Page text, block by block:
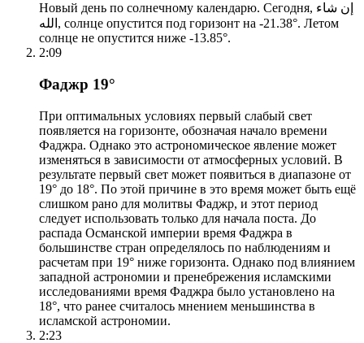
Новый день по солнечному календарю. Сегодня, إن شاء
الله, солнце опустится под горизонт на -21.38°. Летом
солнце не опустится ниже -13.85°.
2:09
Фаджр 19°
При оптимальных условиях первый слабый свет
появляется на горизонте, обозначая начало времени
Фаджра. Однако это астрономическое явление может
изменяться в зависимости от атмосферных условий. В
результате первый свет может появиться в диапазоне от
19° до 18°. По этой причине в это время может быть ещё
слишком рано для молитвы Фаджр, и этот период
следует использовать только для начала поста. До
распада Османской империи время Фаджра в
большинстве стран определялось по наблюдениям и
расчетам при 19° ниже горизонта. Однако под влиянием
западной астрономии и пренебрежения исламскими
исследованиями время Фаджра было установлено на
18°, что ранее считалось мнением меньшинства в
исламской астрономии.
2:23